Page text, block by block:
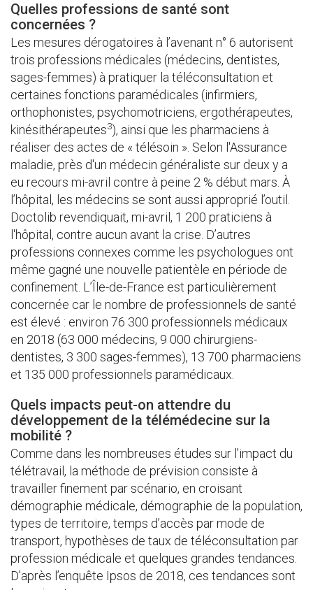
Quelles professions de santé sont
concernées ?
Les mesures dérogatoires à l’avenant n° 6 autorisent
trois professions médicales (médecins, dentistes,
sages-femmes) à pratiquer la téléconsultation et
certaines fonctions paramédicales (infirmiers,
orthophonistes, psychomotriciens, ergothérapeutes,
kinésithérapeutes3), ainsi que les pharmaciens à
réaliser des actes de « télésoin ». Selon l'Assurance
maladie, près d'un médecin généraliste sur deux y a
eu recours mi-avril contre à peine 2 % début mars. À
l’hôpital, les médecins se sont aussi approprié l’outil.
Doctolib revendiquait, mi-avril, 1 200 praticiens à
l'hôpital, contre aucun avant la crise. D’autres
professions connexes comme les psychologues ont
même gagné une nouvelle patientèle en période de
confinement. L’Île-de-France est particulièrement
concernée car le nombre de professionnels de santé
est élevé : environ 76 300 professionnels médicaux
en 2018 (63 000 médecins, 9 000 chirurgiens-
dentistes, 3 300 sages-femmes), 13 700 pharmaciens
et 135 000 professionnels paramédicaux.
Quels impacts peut-on attendre du
développement de la télémédecine sur la
mobilité ?
Comme dans les nombreuses études sur l’impact du
télétravail, la méthode de prévision consiste à
travailler finement par scénario, en croisant
démographie médicale, démographie de la population,
types de territoire, temps d’accès par mode de
transport, hypothèses de taux de téléconsultation par
profession médicale et quelques grandes tendances.
D'après l’enquête Ipsos de 2018, ces tendances sont